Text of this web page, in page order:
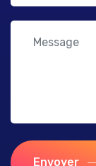
Envoyer